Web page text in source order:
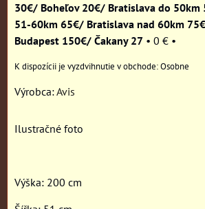
30€/ Boheľov 20€/ Bratislava do 50km
51-60km 65€/ Bratislava nad 60km
Budapest 150€/ Čakany 27 • 0 € •
Osobne
Výrobca:Avis
Ilustračné foto
Výška: 200 cm